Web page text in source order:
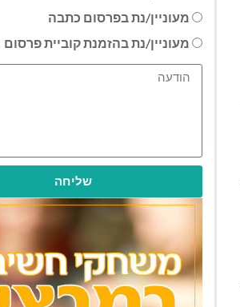
מעוניין/נת בפרסום כתבה
מעוניין/נת בהזמנת קוביית פרסום
שליחה